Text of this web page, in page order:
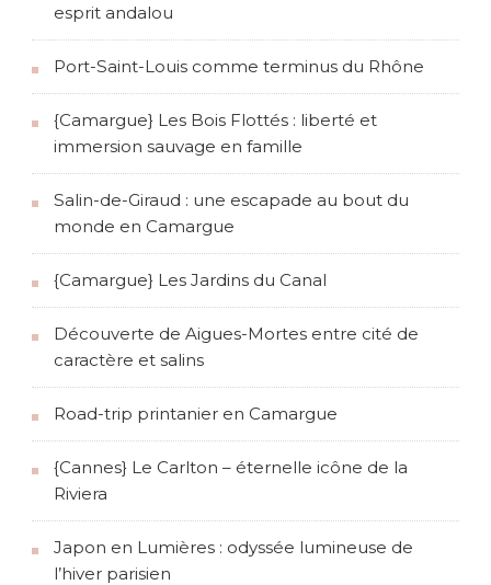
esprit andalou
Port-Saint-Louis comme terminus du Rhône
{Camargue} Les Bois Flottés : liberté et
immersion sauvage en famille
Salin-de-Giraud : une escapade au bout du
monde en Camargue
{Camargue} Les Jardins du Canal
Découverte de Aigues-Mortes entre cité de
caractère et salins
Road-trip printanier en Camargue
{Cannes} Le Carlton – éternelle icône de la
Riviera
Japon en Lumières : odyssée lumineuse de
l’hiver parisien